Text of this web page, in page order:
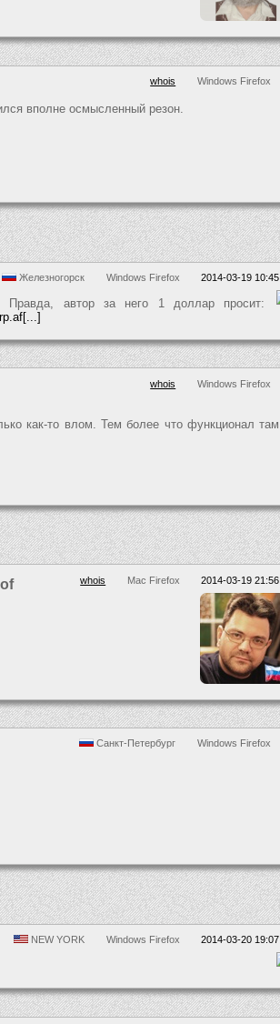
Windows Firefox
whois
вполне осмысленный резон.
2014-03-19 10:45
Windows Firefox
Железногорск
Правда, автор за него 1 доллар просит:
Windows Firefox
whois
как-то влом. Тем более что функционал там
2014-03-19 21:56
Mac Firefox
whois
Windows Firefox
Санкт-Петербург
2014-03-20 19:07
Windows Firefox
NEW YORK